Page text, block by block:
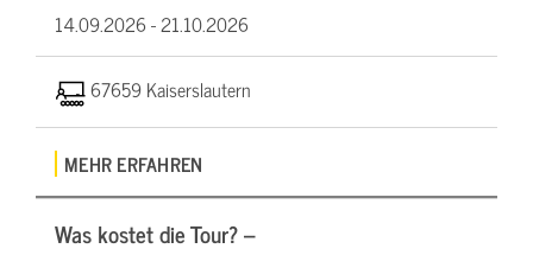
14.09.2026 -21.10.2026
67659 Kaiserslautern
MEHR ERFAHREN
Was kostet die Tour? –